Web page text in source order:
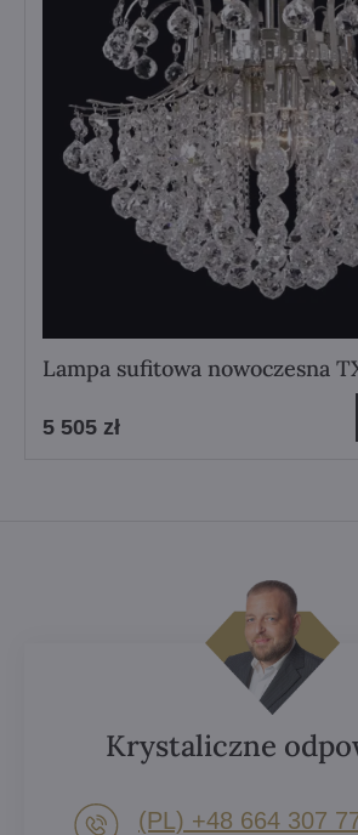
Lampa sufitowa nowoczesna
5 505 zł
Krystaliczne
(PL) +48 664 307